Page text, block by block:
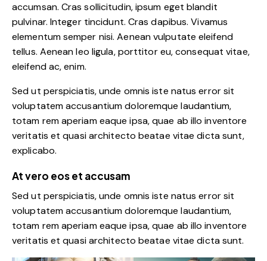
accumsan. Cras sollicitudin, ipsum eget blandit
pulvinar. Integer tincidunt. Cras dapibus. Vivamus
elementum semper nisi. Aenean vulputate eleifend
tellus. Aenean leo ligula, porttitor eu, consequat vitae,
eleifend ac, enim.
Sed ut perspiciatis, unde omnis iste natus error sit
voluptatem accusantium doloremque laudantium,
totam rem aperiam eaque ipsa, quae ab illo inventore
veritatis et quasi architecto beatae vitae dicta sunt,
explicabo.
At vero eos et accusam
Sed ut perspiciatis, unde omnis iste natus error sit
voluptatem accusantium doloremque laudantium,
totam rem aperiam eaque ipsa, quae ab illo inventore
veritatis et quasi architecto beatae vitae dicta sunt.